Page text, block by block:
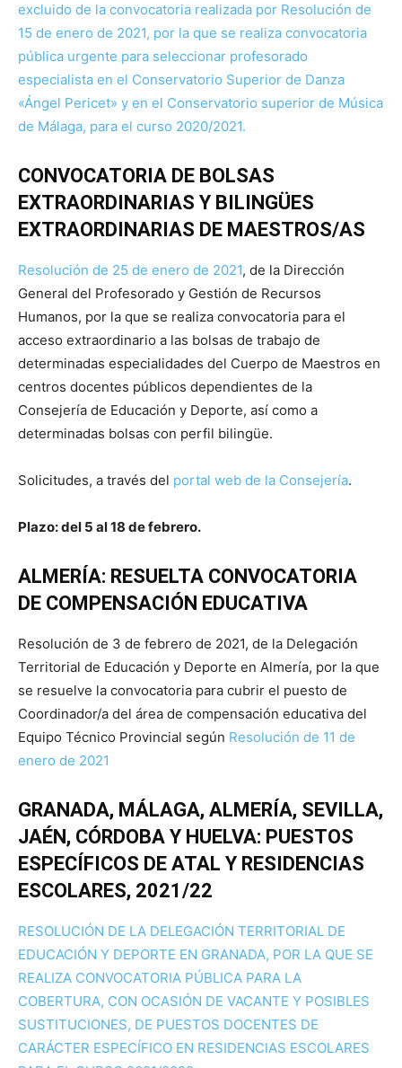
excluido de la convocatoria realizada por Resolución de
15 de enero de 2021, por la que se realiza convocatoria
pública urgente para seleccionar profesorado
especialista en el Conservatorio Superior de Danza
«Ángel Pericet» y en el Conservatorio superior de Música
de Málaga, para el curso 2020/2021.
CONVOCATORIA DE BOLSAS
EXTRAORDINARIAS Y BILINGÜES
EXTRAORDINARIAS DE MAESTROS/AS
Resolución de 25 de enero de 2021, de la Dirección
General del Profesorado y Gestión de Recursos
Humanos, por la que se realiza convocatoria para el
acceso extraordinario a las bolsas de trabajo de
determinadas especialidades del Cuerpo de Maestros en
centros docentes públicos dependientes de la
Consejería de Educación y Deporte, así como a
determinadas bolsas con perfil bilingüe.
Solicitudes, a través del portal web de la Consejería.
Plazo: del 5 al 18 de febrero.
ALMERÍA: RESUELTA CONVOCATORIA
DE COMPENSACIÓN EDUCATIVA
Resolución de 3 de febrero de 2021, de la Delegación
Territorial de Educación y Deporte en Almería, por la que
se resuelve la convocatoria para cubrir el puesto de
Coordinador/a del área de compensación educativa del
Equipo Técnico Provincial según Resolución de 11 de
enero de 2021
GRANADA, MÁLAGA, ALMERÍA, SEVILLA,
JAÉN, CÓRDOBA Y HUELVA: PUESTOS
ESPECÍFICOS DE ATAL Y RESIDENCIAS
ESCOLARES, 2021/22
RESOLUCIÓN DE LA DELEGACIÓN TERRITORIAL DE
EDUCACIÓN Y DEPORTE EN GRANADA, POR LA QUE SE
REALIZA CONVOCATORIA PÚBLICA PARA LA
COBERTURA, CON OCASIÓN DE VACANTE Y POSIBLES
SUSTITUCIONES, DE PUESTOS DOCENTES DE
CARÁCTER ESPECÍFICO EN RESIDENCIAS ESCOLARES